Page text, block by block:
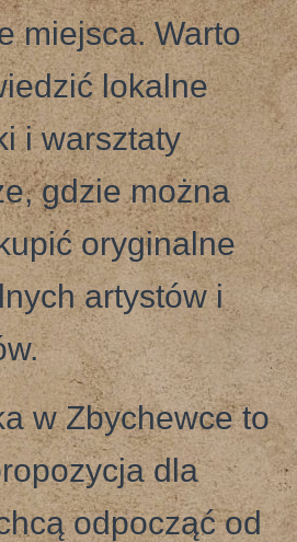
miejsca. Warto
lokalne
i warsztaty
gdzie można
oryginalne
artystów i
w Zbychewce to
dla
odpocząć od